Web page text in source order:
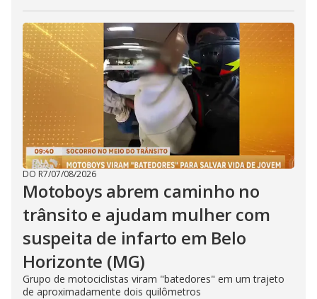
DO R7/07/08/2026
Motoboys abrem caminho no
trânsito e ajudam mulher com
suspeita de infarto em Belo
Horizonte (MG)
Grupo de motociclistas viram "batedores" em um trajeto
de aproximadamente dois quilômetros